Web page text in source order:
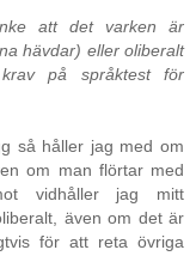
att det varken är
hävdar) eller oliberalt
på språktest för
så håller jag med om
om man flörtar med
vidhåller jag mitt
även om det är
för att reta övriga